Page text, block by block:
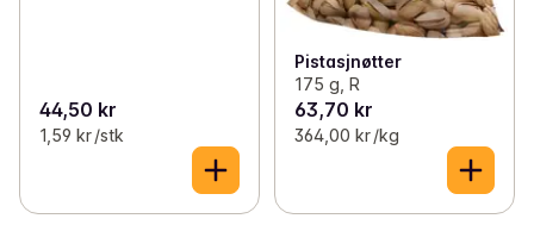
44,50 kr
1,59 kr /stk
Pistasjnøtter
175 g, R
63,70 kr
364,00 kr /kg